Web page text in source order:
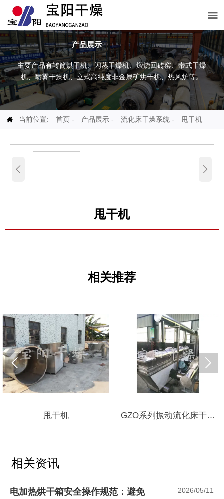

产品展示
主要产品有转筒烘干机、闪蒸干燥机、煅烧回砖窑、带式干燥
机、喷雾干燥机、立式高纯度非金属矿烘干机、热风炉等。
 当前位置: 首页 - 产品展示 - 流化床干燥系统 - 甩干机
 
甩干机
相关推荐
甩干机
GZO系列振动流化床干燥
 
相关资讯
电加热烘干箱安全操作规范：避免
2026/05/11